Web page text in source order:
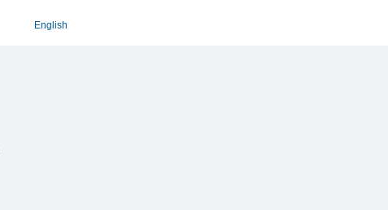
English